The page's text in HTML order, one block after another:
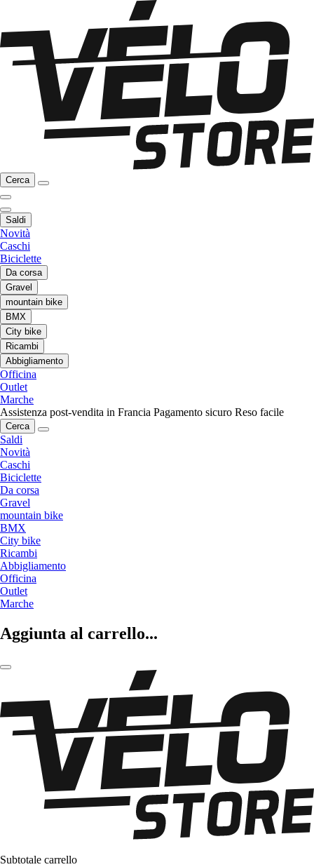
Cerca
Saldi
Novità
Caschi
Biciclette
Da corsa
Gravel
mountain bike
BMX
City bike
Ricambi
Abbigliamento
Officina
Outlet
Marche
Assistenza post-vendita in Francia Pagamento sicuro Reso facile
Cerca
Saldi
Novità
Caschi
Biciclette
Da corsa
Gravel
mountain bike
BMX
City bike
Ricambi
Abbigliamento
Officina
Outlet
Marche
Aggiunta al carrello...
Subtotale carrello